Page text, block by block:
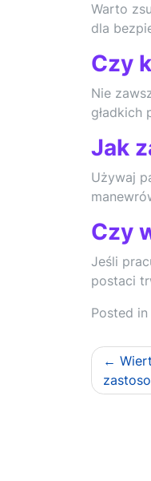
Warto
dla
Czy
Nie
gładkich
Jak
Używaj
Czy
Jeśli
postaci
Posted in